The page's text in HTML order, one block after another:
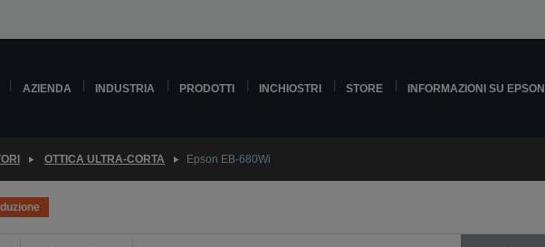
AZIENDA INDUSTRIA PRODOTTI INCHIOSTRI STORE INFORMAZIONI SU EPSON
OTTICA ULTRA-CORTA Epson EB-680Wi